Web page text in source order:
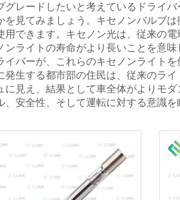
レードしたいと考えているドライ
見てみましょう。キセノンバルブ
できます。キセノン光は、従来の
ライトの寿命がより長いことを意
バーが、これらのキセノンライト
生する都市部の住民は、従来のラ
見え、結果として車全体がよりモ
安全性、そして運転に対する意識